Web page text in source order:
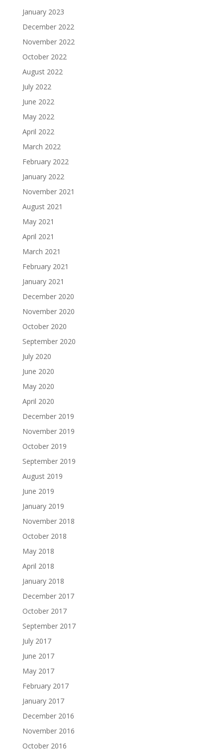
January 2023
December 2022
November 2022
October 2022
August 2022
July 2022
June 2022
May 2022
April 2022
March 2022
February 2022
January 2022
November 2021
August 2021
May 2021
April 2021
March 2021
February 2021
January 2021
December 2020
November 2020
October 2020
September 2020
July 2020
June 2020
May 2020
April 2020
December 2019
November 2019
October 2019
September 2019
August 2019
June 2019
January 2019
November 2018
October 2018
May 2018
April 2018
January 2018
December 2017
October 2017
September 2017
July 2017
June 2017
May 2017
February 2017
January 2017
December 2016
November 2016
October 2016